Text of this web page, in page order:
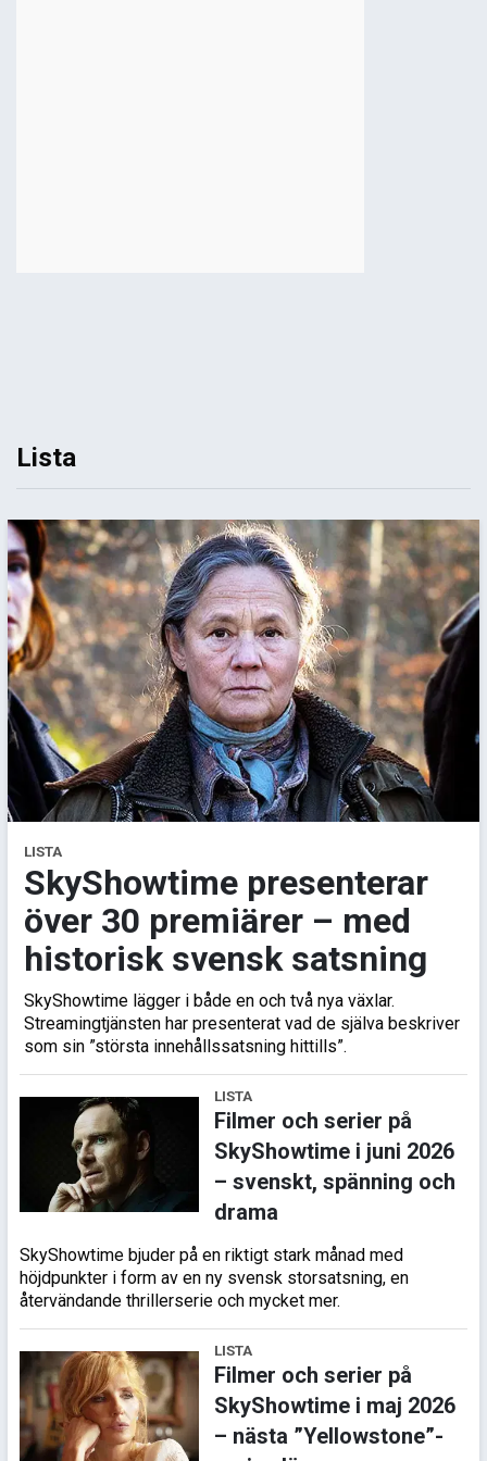
Lista
LISTA
SkyShowtime presenterar
över 30 premiärer – med
historisk svensk satsning
SkyShowtime lägger i både en och två nya växlar.
Streamingtjänsten har presenterat vad de själva beskriver
som sin ”största innehållssatsning hittills”.
LISTA
Filmer och serier på
SkyShowtime i juni 2026
– svenskt, spänning och
drama
SkyShowtime bjuder på en riktigt stark månad med
höjdpunkter i form av en ny svensk storsatsning, en
återvändande thrillerserie och mycket mer.
LISTA
Filmer och serier på
SkyShowtime i maj 2026
– nästa ”Yellowstone”-